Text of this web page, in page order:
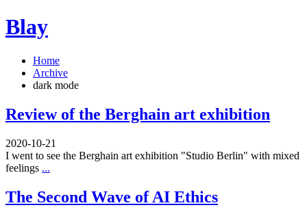
Blay
Home
Archive
dark mode
Review of the Berghain art exhibition
2020-10-21
I went to see the Berghain art exhibition "Studio Berlin" with mixed
feelings ...
The Second Wave of AI Ethics